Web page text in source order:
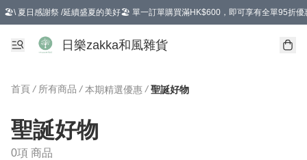
🏖️\ 夏日感謝祭 /延續盛夏的美好🏖️ 單一訂單購買滿HK$600，即可享有全單95折優
選擇GoGoX住宅/工商地址配送，單一訂單消費購物滿HK$680(折扣後），可享有
日樂zakka和風雜貨
首頁 / 所有商品 / 本期精選優惠 / 聖誕好物
聖誕好物
0項 商品